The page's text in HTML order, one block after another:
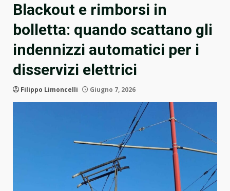
Blackout e rimborsi in
bolletta: quando scattano gli
indennizzi automatici per i
disservizi elettrici
Filippo Limoncelli Giugno 7, 2026